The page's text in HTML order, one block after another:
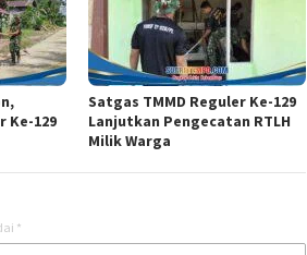
Ke-129
Satgas TMMD Reguler Ke-129
Lanjutkan Pengecatan RTLH
Milik Warga
*